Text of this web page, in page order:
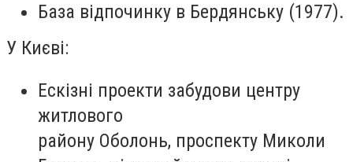
База відпочинку в Бердянську (1977).
У Києві:
Ескізні проекти забудови центру
житлового
району Оболонь, проспекту Миколи